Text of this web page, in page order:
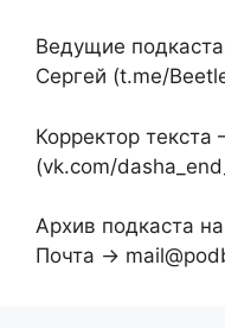
Ведущие
Сергей (t.me/
Корректор
(vk.com/
Архив подкаста
Почта →